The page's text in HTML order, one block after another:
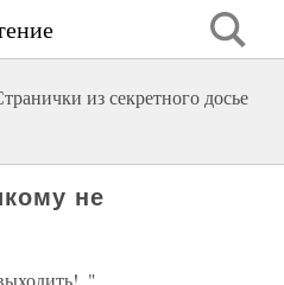
из секретного досье
не